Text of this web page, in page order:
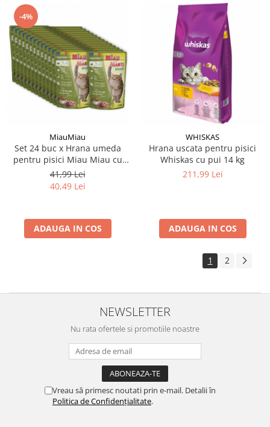
-4%
MiauMiau
Set 24 buc x Hrana umeda
pentru pisici Miau Miau cu
rata in sos 100 gr
41,99 Lei
40,49 Lei
ADAUGA IN COS
WHISKAS
Hrana uscata pentru pisici
Whiskas cu pui 14 kg
211,99 Lei
ADAUGA IN COS
1 2
NEWSLETTER
Nu rata ofertele si promotiile noastre
Vreau să primesc noutati prin e-mail. Detalii în
Politica de Confidențialitate.